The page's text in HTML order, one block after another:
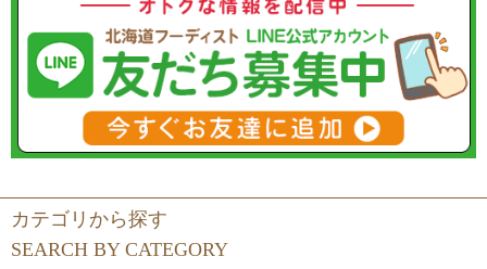
SEARCH BY CATEGORY
カテゴリから探す